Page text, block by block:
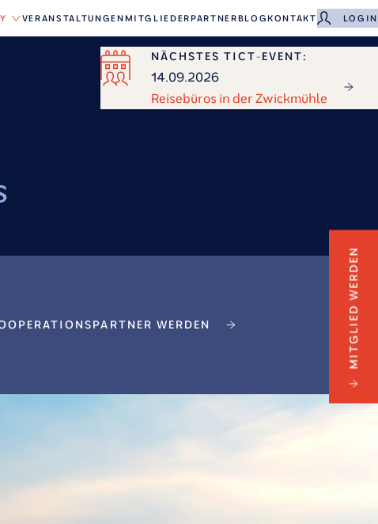
VERANSTALTUNGENMITGLIEDERPARTNERBLOGKONTAKT LOGIN
WERDEN
NÄCHSTES TICT-EVENT:
14.09.2026
Reisebüros in der Zwickmühle
MITGLIED WERDEN